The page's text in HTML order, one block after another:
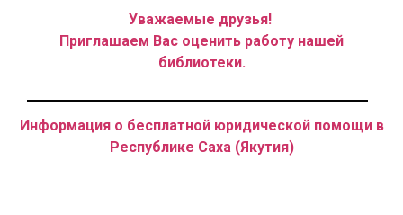
Уважаемые друзья!
Приглашаем Вас оценить работу нашей
библиотеки.
Информация о бесплатной юридической помощи в
Республике Саха (Якутия)